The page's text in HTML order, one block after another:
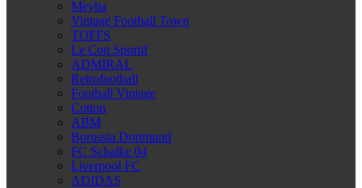
Meyba
Vintage Football Town
TOFFS
Le Coq Sportif
ADMIRAL
Retrofootball
Football Vintage
Cotton
ABM
Borussia Dortmund
FC Schalke 04
Liverpool FC
ADIDAS